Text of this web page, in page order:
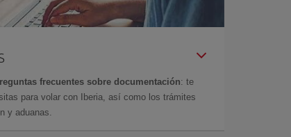
frecuentes sobre documentación: te
para volar con Iberia, así como los trámites
y aduanas.